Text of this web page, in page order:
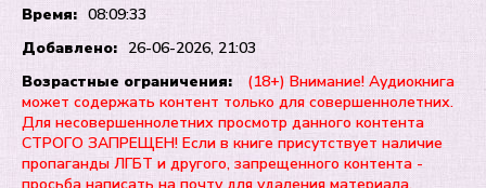
Время: 08:09:33
Добавлено: 26-06-2026, 21:03
Возрастные ограничения:
(18+) Внимание! Аудиокнига
может содержать контент только для совершеннолетних.
Для несовершеннолетних просмотр данного контента
СТРОГО ЗАПРЕЩЕН! Если в книге присутствует наличие
пропаганды ЛГБТ и другого, запрещенного контента -